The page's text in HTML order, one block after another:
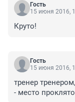
Гость
15 июня 2016,
Круто!
Гость
15 июня 2016,
тренер
- место